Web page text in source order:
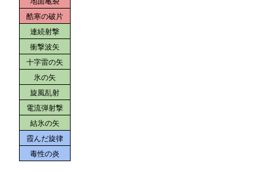
酷寒の破片
連続射撃
衝撃波矢
十字雷の矢
氷の矢
旋風乱射
電流弾射撃
結氷の矢
霞んだ旋律
毒性の炎